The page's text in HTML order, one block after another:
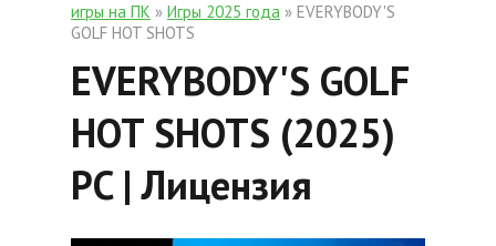
игры на ПК » Игры 2025 года » EVERYBODY'S
GOLF HOT SHOTS
EVERYBODY'S GOLF
HOT SHOTS (2025)
PC | Лицензия